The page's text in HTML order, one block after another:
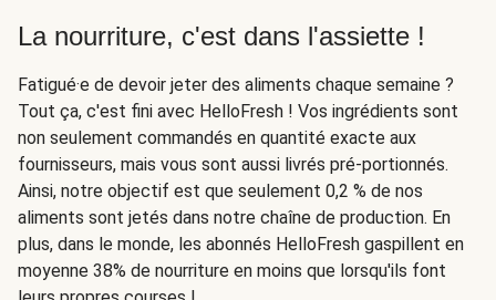
La nourriture, c'est dans l'assiette !
Fatigué·e de devoir jeter des aliments chaque semaine ?
Tout ça, c'est fini avec HelloFresh ! Vos ingrédients sont
non seulement commandés en quantité exacte aux
fournisseurs, mais vous sont aussi livrés pré-portionnés.
Ainsi, notre objectif est que seulement 0,2 % de nos
aliments sont jetés dans notre chaîne de production. En
plus, dans le monde, les abonnés HelloFresh gaspillent en
moyenne 38% de nourriture en moins que lorsqu'ils font